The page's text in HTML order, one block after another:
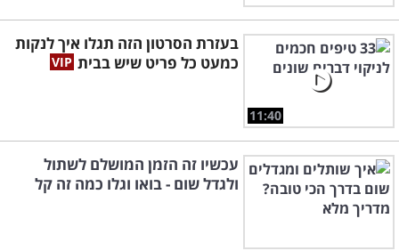
11:40
בעזרת הסרטון הזה תגלו איך לנקות
כמעט כל פריט שיש בבית
עכשיו זה הזמן המושלם לשתול
ולגדל שום - בואו וגלו כמה זה קל